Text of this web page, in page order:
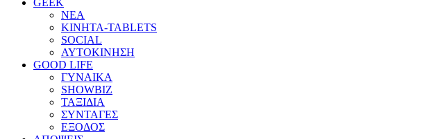
GEEK
ΝΕΑ
ΚΙΝΗΤΑ-TABLETS
SOCIAL
ΑΥΤΟΚΙΝΗΣΗ
GOOD LIFE
ΓΥΝΑΙΚΑ
SHOWBIZ
ΤΑΞΙΔΙΑ
ΣΥΝΤΑΓΕΣ
ΕΞΟΔΟΣ